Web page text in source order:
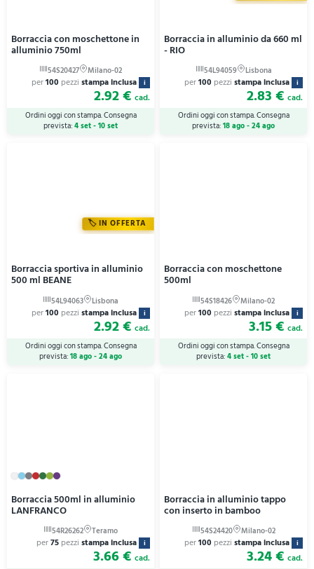
Borraccia con moschettone in
alluminio 750ml
per100 pezzi stampa inclusa i
2.92 € cad.
Ordini oggi con stampa. Consegna
prevista:4 set - 10 set
Borraccia in alluminio da 660 ml
- RIO
per100 pezzi stampa inclusa i
2.83 € cad.
Ordini oggi con stampa. Consegna
prevista:18 ago - 24 ago
IN OFFERTA
Borraccia sportiva in alluminio
500 ml BEANE
per100 pezzi stampa inclusa i
2.92 € cad.
Ordini oggi con stampa. Consegna
prevista:18 ago - 24 ago
Borraccia con moschettone
500ml
per100 pezzi stampa inclusa i
3.15 € cad.
Ordini oggi con stampa. Consegna
prevista:4 set - 10 set
Borraccia 500ml in alluminio
LANFRANCO
per75 pezzi stampa inclusa i
3.66 € cad.
Borraccia in alluminio tappo
con inserto in bamboo
per100 pezzi stampa inclusa i
3.24 € cad.